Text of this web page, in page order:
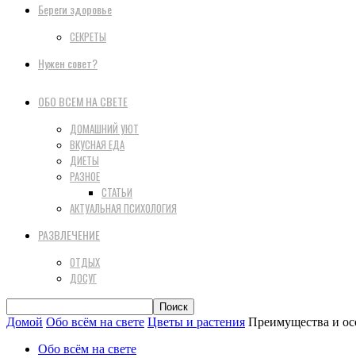
Береги здоровье
СЕКРЕТЫ
Нужен совет?
ОБО ВСЕМ НА СВЕТЕ
ДОМАШНИЙ УЮТ
ВКУСНАЯ ЕДА
ДИЕТЫ
РАЗНОЕ
СТАТЬИ
АКТУАЛЬНАЯ ПСИХОЛОГИЯ
РАЗВЛЕЧЕНИЕ
ОТДЫХ
ДОСУГ
Домой Обо всём на свете Цветы и растения Преимущества и
Обо всём на свете